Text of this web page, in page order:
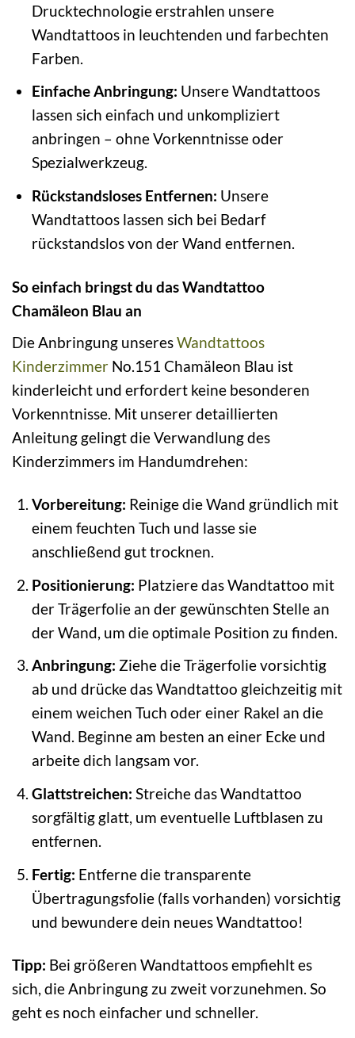
Drucktechnologie erstrahlen unsere
Wandtattoos in leuchtenden und farbechten
Farben.
Einfache Anbringung: Unsere Wandtattoos
lassen sich einfach und unkompliziert
anbringen – ohne Vorkenntnisse oder
Spezialwerkzeug.
Rückstandsloses Entfernen: Unsere
Wandtattoos lassen sich bei Bedarf
rückstandslos von der Wand entfernen.
So einfach bringst du das Wandtattoo
Chamäleon Blau an
Die Anbringung unseresWandtattoos
Kinderzimmer No.151 Chamäleon Blau ist
kinderleicht und erfordert keine besonderen
Vorkenntnisse. Mit unserer detaillierten
Anleitung gelingt die Verwandlung des
Kinderzimmers im Handumdrehen:
Vorbereitung: Reinige die Wand gründlich mit
einem feuchten Tuch und lasse sie
anschließend gut trocknen.
Positionierung: Platziere das Wandtattoo mit
der Trägerfolie an der gewünschten Stelle an
der Wand, um die optimale Position zu finden.
Anbringung: Ziehe die Trägerfolie vorsichtig
ab und drücke das Wandtattoo gleichzeitig mit
einem weichen Tuch oder einer Rakel an die
Wand. Beginne am besten an einer Ecke und
arbeite dich langsam vor.
Glattstreichen: Streiche das Wandtattoo
sorgfältig glatt, um eventuelle Luftblasen zu
entfernen.
Fertig: Entferne die transparente
Übertragungsfolie (falls vorhanden) vorsichtig
und bewundere dein neues Wandtattoo!
Tipp: Bei größeren Wandtattoos empfiehlt es
sich, die Anbringung zu zweit vorzunehmen. So
geht es noch einfacher und schneller.